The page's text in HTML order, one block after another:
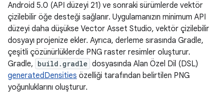
Android 5.0 (API düzeyi 21) ve sonraki sürümlerde vektör
çizilebilir öğe desteği sağlanır. Uygulamanızın minimum API
düzeyi daha düşükse Vector Asset Studio, vektör çizilebilir
dosyayı projenize ekler. Ayrıca, derleme sırasında Gradle,
çeşitli çözünürlüklerde PNG raster resimler oluşturur.
Gradle, build.gradle dosyasında Alan Özel Dil (DSL)
generatedDensities özelliği tarafından belirtilen PNG
yoğunluklarını oluşturur.